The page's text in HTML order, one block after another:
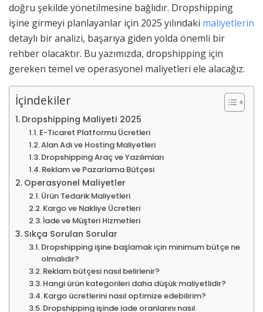
doğru şekilde yönetilmesine bağlıdır. Dropshipping
işine girmeyi planlayanlar için 2025 yılındaki maliyetlerin
detaylı bir analizi, başarıya giden yolda önemli bir
rehber olacaktır. Bu yazımızda, dropshipping için
gereken temel ve operasyonel maliyetleri ele alacağız.
İçindekiler
Dropshipping Maliyeti 2025
E-Ticaret Platformu Ücretleri
Alan Adı ve Hosting Maliyetleri
Dropshipping Araç ve Yazılımları
Reklam ve Pazarlama Bütçesi
Operasyonel Maliyetler
Ürün Tedarik Maliyetleri
Kargo ve Nakliye Ücretleri
İade ve Müşteri Hizmetleri
Sıkça Sorulan Sorular
Dropshipping işine başlamak için minimum bütçe ne
olmalıdır?
Reklam bütçesi nasıl belirlenir?
Hangi ürün kategorileri daha düşük maliyetlidir?
Kargo ücretlerini nasıl optimize edebilirim?
Dropshipping işinde iade oranlarını nasıl